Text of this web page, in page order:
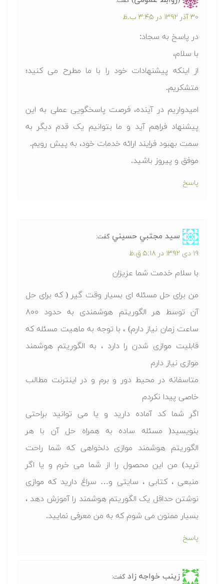
۳۰ آذر ۱۳۹۲ در ۳:۴۵ ب.ظ
در پاسخ به سجاد:
با سلام،
از اینکه پیشنهادات خود را با ما مطرح می کنید؛
متشکریم.
امیدواریم در آینده، فرصت پاسخگویی عملی به این
پیشنهاد فراهم آید و ما بتوانیم یک قدم دیگر به
سمت بهبود فرایند ارائه خدمات خود، به پیش رویم.
موفق و پیروز باشید.
پاسخ
سيد مجتبي حسيني گفت:
۱۹ دی ۱۳۹۲ در ۵:۱۸ ق.ظ
با سلام خدمت شما عزیزان
من برای حل مسئله ای بسیار وقت گیر ( که برای حل
آن توسط هر الگوریتم هوشمندی به حدود ۸۰۰
ساعت زمان نیاز دارم) ، با توجه به ماهیت مسئله که
قابلیت موازی شدن را دارد ، به الگوریتم هوشمند
موازی نیاز دارم
متاسفانه در محیط دور و برم و در اینترنت مطالب
خاصی پیدا نکردم
اگر شما کد آماده دارید و یا می توانید براحتی
بنویسید( مسئله ساده به همراه حل آن با هر
الگوریتم هوشمند موازی دلخواهی که شما راحت
ترید) من این محصول را از شما می خرم و یا اگر
منبعی ، کتابی ، سایتی و… سراغ دارید که موازی
نوشتن حداقل یک الگوریتم هوشمند را آموزش دهد ،
بسیار ممنون می شوم که به من معرفی نمایید.
پاسخ
زینب خواجه زاد گفت: